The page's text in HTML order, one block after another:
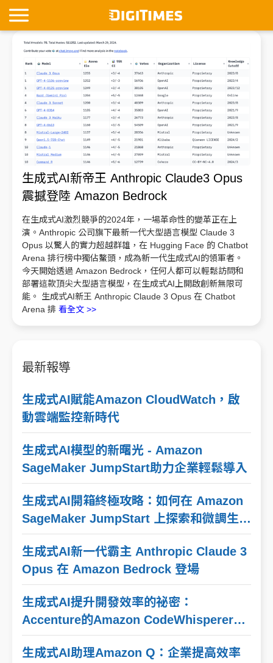
生成式AI新帝王 Anthropic Claude3 Opus
震撼登陸 Amazon Bedrock
在生成式AI激烈競爭的2024年，一場革命性的變革正在上
演。Anthropic 公司旗下最新一代大型語言模型 Claude 3
Opus 以驚人的實力超越群雄，在 Hugging Face 的 Chatbot
Arena 排行榜中獨佔鰲頭，成為新一代生成式AI的領軍者。
今天開始透過 Amazon Bedrock，任何人都可以輕鬆訪問和
部署這款頂尖大型語言模型，在生成式AI上開啟創新無限可
能。 生成式AI新王 Anthropic Claude 3 Opus 在 Chatbot
Arena 排 看全文 >>
最新報導
生成式AI賦能Amazon CloudWatch，啟
動雲端監控新時代
生成式AI模型的新曙光 - Amazon
SageMaker JumpStart助力企業輕鬆導入
生成式AI開箱終極攻略：如何在 Amazon
SageMaker JumpStart 上探索和微調生成
式 AI 模型 Llama 2
生成式AI新一代霸主 Anthropic Claude 3
Opus 在 Amazon Bedrock 登場
生成式AI提升開發效率的祕密：
Accenture的Amazon CodeWhisperer實
戰解密
生成式AI助理Amazon Q：企業提高效率